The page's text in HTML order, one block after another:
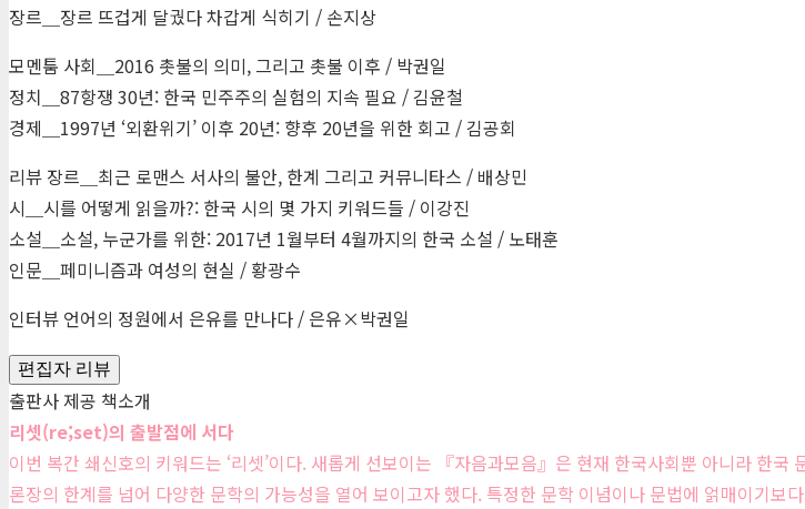
장르＿장르 뜨겁게 달궜다 차갑게 식히기 / 손지상
모멘툼 사회＿2016 촛불의 의미, 그리고 촛불 이후 / 박권일
정치＿87항쟁 30년: 한국 민주주의 실험의 지속 필요 / 김윤철
경제＿1997년 ‘외환위기’ 이후 20년: 향후 20년을 위한 회고 / 김공회
리뷰 장르＿최근 로맨스 서사의 불안, 한계 그리고 커뮤니타스 / 배상민
시＿시를 어떻게 읽을까?: 한국 시의 몇 가지 키워드들 / 이강진
소설＿소설, 누군가를 위한: 2017년 1월부터 4월까지의 한국 소설 / 노태훈
인문＿페미니즘과 여성의 현실 / 황광수
인터뷰 언어의 정원에서 은유를 만나다 / 은유×박권일
편집자 리뷰
출판사 제공 책소개
리셋(re;set)의 출발점에 서다
이번 복간 쇄신호의 키워드는 ‘리셋’이다. 새롭게 선보이는 『자음과모음』은 현재 한국사회뿐 아니라 한국
론장의 한계를 넘어 다양한 문학의 가능성을 열어 보이고자 했다. 특정한 문학 이념이나 문법에 얽매이기보